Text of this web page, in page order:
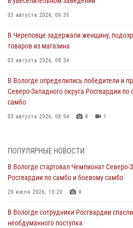
03 августа 2026, 09:35
В Череповце задержали женщину,
товаров из магазина
03 августа 2026, 09:34
В Вологде определились победители и
Северо-Западного округа Росгвардии по
самбо
03 августа 2026, 08:54 8 1
ОХРАНЫ РОСГВАРДИИ В ВОЛОГОДСКОЙ
02 августа 2026, 10:37
Росгвардейцы в г. Соколе задержали
31 июля 2026, 06:43
ПОПУЛЯРНЫЕ НОВОСТИ
В Вологде стартовал Чемпионат Северо-
Росгвардии по самбо и боевому самбо
29 июля 2026, 13:20 9
В Вологде сотрудники Росгвардии
необдуманного поступка